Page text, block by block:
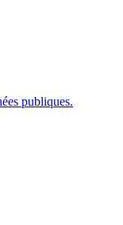
publiques.